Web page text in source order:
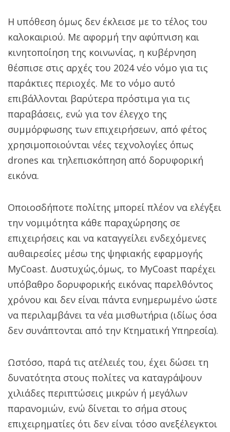
Η υπόθεση όμως δεν έκλεισε με το τέλος του
καλοκαιριού. Με αφορμή την αφύπνιση και
κινητοποίηση της κοινωνίας, η κυβέρνηση
θέσπισε στις αρχές του 2024 νέο νόμο για τις
παράκτιες περιοχές. Με το νόμο αυτό
επιβάλλονται βαρύτερα πρόστιμα για τις
παραβάσεις, ενώ για τον έλεγχο της
συμμόρφωσης των επιχειρήσεων, από φέτος
χρησιμοποιούνται νέες τεχνολογίες όπως
drones και τηλεπισκόπηση από δορυφορική
εικόνα.
Οποιοσδήποτε πολίτης μπορεί πλέον να ελέγξει
την νομιμότητα κάθε παραχώρησης σε
επιχειρήσεις και να καταγγείλει ενδεχόμενες
αυθαιρεσίες μέσω της ψηφιακής εφαρμογής
MyCoast. Δυστυχώς,όμως, το ΜyCoast παρέχει
υπόβαθρο δορυφορικής εικόνας παρελθόντος
χρόνου και δεν είναι πάντα ενημερωμένο ώστε
να περιλαμβάνει τα νέα μισθωτήρια (ιδίως όσα
δεν συνάπτονται από την Κτηματική Υπηρεσία).
Ωστόσο, παρά τις ατέλειές του, έχει δώσει τη
δυνατότητα στους πολίτες να καταγράψουν
χιλιάδες περιπτώσεις μικρών ή μεγάλων
παρανομιών, ενώ δίνεται το σήμα στους
επιχειρηματίες ότι δεν είναι τόσο ανεξέλεγκτοι